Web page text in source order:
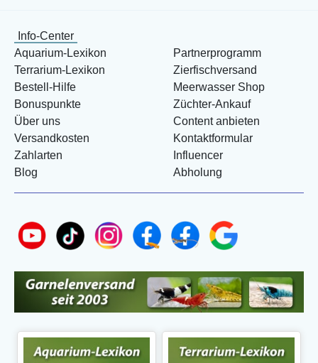
Info-Center
Aquarium-Lexikon
Terrarium-Lexikon
Bestell-Hilfe
Bonuspunkte
Über uns
Versandkosten
Zahlarten
Blog
Partnerprogramm
Zierfischversand
Meerwasser Shop
Züchter-Ankauf
Content anbieten
Kontaktformular
Influencer
Abholung